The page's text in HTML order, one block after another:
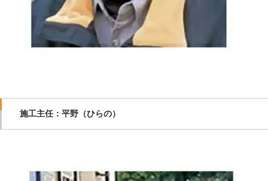
施工主任：平野（ひらの）